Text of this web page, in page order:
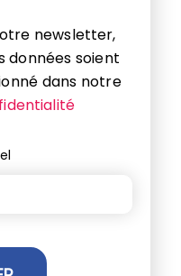
newsletter,
données soient
dans notre